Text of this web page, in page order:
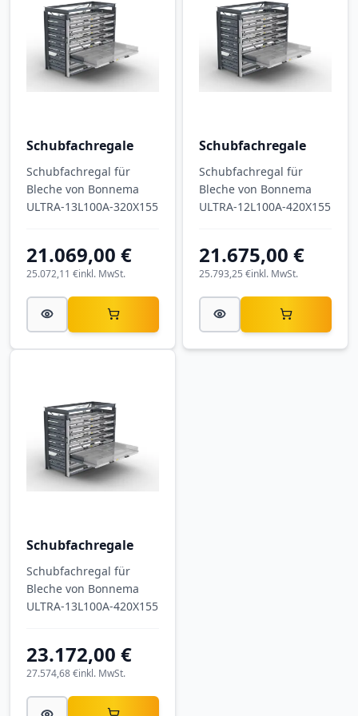
Schubfachregale
Schubfachregal für
Bleche von Bonnema
ULTRA-13L100A-320X155
21.069,00 €
inkl. MwSt.
25.072,11 €
Schubfachregale
Schubfachregal für
Bleche von Bonnema
ULTRA-12L100A-420X155
21.675,00 €
inkl. MwSt.
25.793,25 €
Schubfachregale
Schubfachregal für
Bleche von Bonnema
ULTRA-13L100A-420X155
23.172,00 €
inkl. MwSt.
27.574,68 €